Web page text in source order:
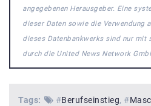
angegebenen Herausgeber. Eine
dieser Daten sowie die Verwendung
dieses Datenbankwerks sind nur mit
durch die United News Network
Tags: #Berufseinstieg #